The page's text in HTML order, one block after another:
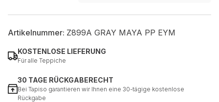
Artikelnummer: Z899A GRAY MAYA PP EYM
KOSTENLOSE LIEFERUNG
Für alle Teppiche
30 TAGE RÜCKGABERECHT
Bei Tapiso garantieren wir Ihnen eine 30-tägige kostenlose
Rückgabe